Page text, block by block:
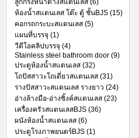
ลูกกรงหน่าต่างสแตนเลส (6)
ห้องน้ำสแตนเลส โต๊ะ ตู้ ชั้นBJS (15)
คอกรถกระบะสแตนเลส (5)
แผนที่บรรจุ (1)
วีดีโอคลิปบรรจุ (4)
Stainless steel bathroom door (9)
ประตูห้องน้ำสแตนเลส (32)
โถปัสสาวะโถเดี่ยวสแตนเลส (31)
รางปัสสาวะสแตนเลส รางยาว (24)
อ่างล้างมือ-อ่างซิ้งค์สแตนเลส (23)
เครื่องครัวสแตนเลสBJS (36)
ผนังห้องน้ำสแตนเลส (6)
ประตูโรงภาพยนตร์BJS (1)